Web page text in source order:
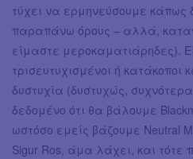
τύχει να ερμηνεύσουμε κάπως
παραπάνω όρους – αλλά,
είμαστε μεροκαματιάρηδες).
τρισευτυχισμένοι ή κατάκοποι
δυστυχία (δυστυχώς,
δεδομένο ότι θα βάλουμε
ωστόσο εμείς βάζουμε Neutral
Sigur Ros, άμα λάχει, και